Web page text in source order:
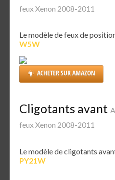
feux Xenon 2008-2011
Le modèle de feux de
W5W
ACHETER SUR AMAZON
Cligotants avant
feux Xenon 2008-2011
Le modèle de cligotants
PY21W